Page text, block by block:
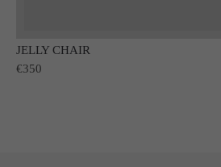
JELLY CHAIR
€350